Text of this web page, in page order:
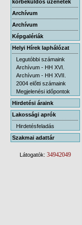
körbeküldős üzenetek
Archívum
Archívum
Képgalériák
Helyi Hírek laphálózat
Legutóbbi számaink
Archívum - HH XVI.
Archívum - HH XVII.
2004 előtti számaink
Megjelenési időpontok
Hirdetési áraink
Lakossági aprók
Hirdetésfeladás
Szakmai adattár
Látogatók: 34942049